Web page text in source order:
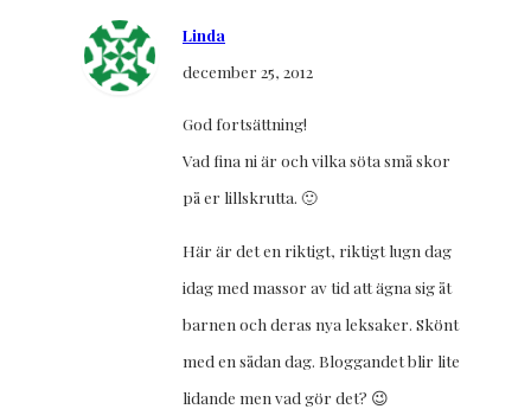
Linda
december 25, 2012
God fortsättning!
Vad fina ni är och vilka söta små skor
på er lillskrutta. 🙂
Här är det en riktigt, riktigt lugn dag
idag med massor av tid att ägna sig åt
barnen och deras nya leksaker. Skönt
med en sådan dag. Bloggandet blir lite
lidande men vad gör det? 😉